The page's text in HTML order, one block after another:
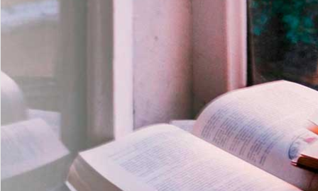
es
Com imersão Bilingue - Anos
Finais
6º AO 9º ANO FUNDAMENTAL
Inglês: Turmas Reduzidas
(Proficiência)